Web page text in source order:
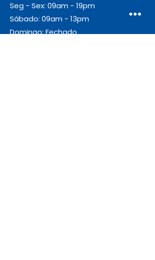
Seg - Sex: 09am - 19pm
Sábado: 09am - 13pm
Domingo: Fechado